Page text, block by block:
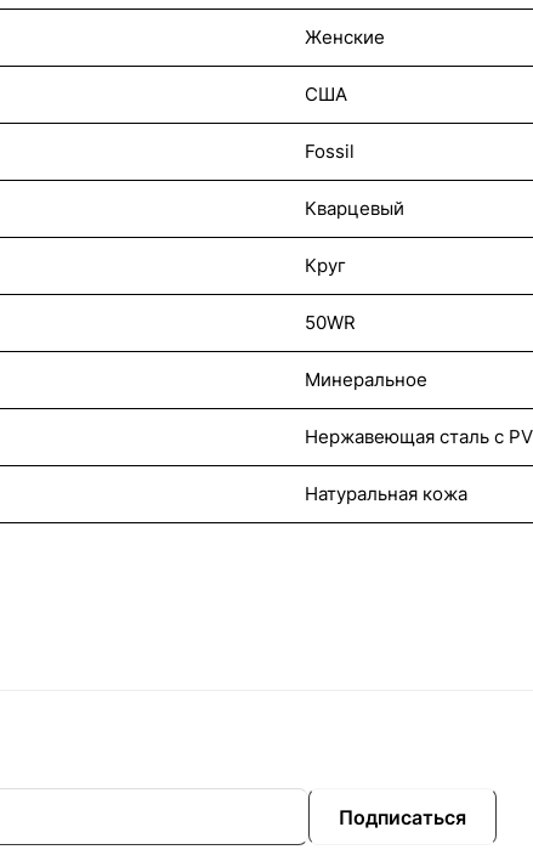
Женские
США
Fossil
Кварцевый
Круг
50WR
Минеральное
Нержавеющая сталь с
Натуральная кожа
Подписаться